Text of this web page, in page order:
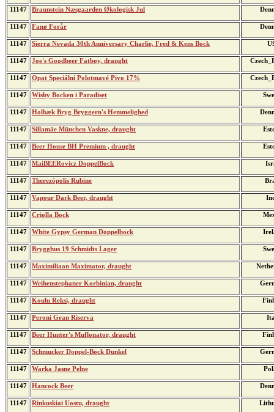
11147 Braunstein Næsgaarden Økologisk Jul
11147 Fanø Forår
11147 Sierra Nevada 30th Anniversary Charlie, Fred & Kens Bock
11147 Joe's Goodbeer Fatboy, draught
11147 Opat Speciální Polotmavé Pivo 17%
11147 Wisby Bocken i Paradiset
11147 Holbæk Bryg Bryggern's Hemmelighed
11147 Sillamäe München Vaskne, draught
11147 Beer House BH Premium , draught
11147 MaiBEERovicz DoppelBock
11147 Therezópolis Rubine
11147 Vapour Dark Beer, draught
11147 Criolla Bock
11147 White Gypsy German Doppelbock
11147 Brygghus 19 Schmidts Lager
11147 Maximiliaan Maximator, draught
11147 Weihenstephaner Korbinian, draught
11147 Koulu Reksi, draught
11147 Peroni Gran Riserva
11147 Beer Hunter's Muflonator, draught
11147 Schmucker Doppel-Bock Dunkel
11147 Warka Jasne Pelne
11147 Hancock Beer
11147 Rinkuskiai Uostu, draught